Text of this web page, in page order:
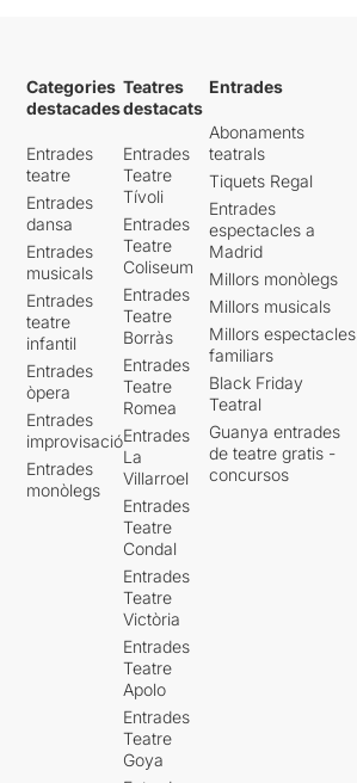
Categories
destacades
Entrades
teatre
Entrades
dansa
Entrades
musicals
Entrades
teatre
infantil
Entrades
òpera
Entrades
improvisació
Entrades
monòlegs
Teatres
destacats
Entrades
Teatre
Tívoli
Entrades
Teatre
Coliseum
Entrades
Teatre
Borràs
Entrades
Teatre
Romea
Entrades
La
Villarroel
Entrades
Teatre
Condal
Entrades
Teatre
Victòria
Entrades
Teatre
Apolo
Entrades
Teatre
Goya
Entrades
Abonaments
teatrals
Tiquets Regal
Entrades
espectacles a
Madrid
Millors monòlegs
Millors musicals
Millors espectacles
familiars
Black Friday
Teatral
Guanya entrades
de teatre gratis -
concursos